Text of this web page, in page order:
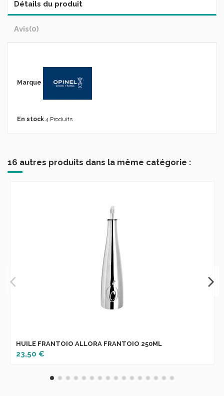
Détails du produit
Avis(0)
Marque
En stock 4 Produits
16 autres produits dans la même catégorie :
HUILE FRANTOIO ALLORA FRANTOIO 250ML
23,50 €